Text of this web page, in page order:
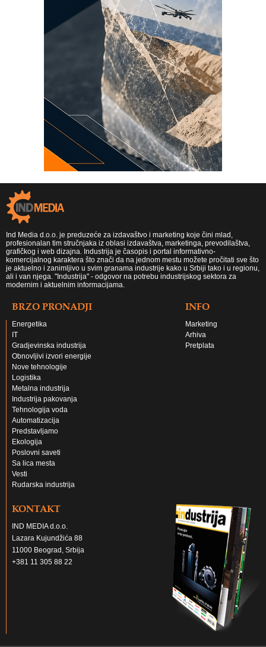
Ind Media d.o.o. je preduzeće za izdavaštvo i marketing koje čini mlad,
profesionalan tim stručnjaka iz oblasi izdavaštva, marketinga, prevodilaštva,
grafičkog i web dizajna. Industrija je časopis i portal informativno-
komercijalnog karaktera što znači da na jednom mestu možete pročitati sve što
je aktuelno i zanimljivo u svim granama industrije kako u Srbiji tako i u regionu,
ali i van njega. "Industrija" - odgovor na potrebu industrijskog sektora za
modernim i aktuelnim informacijama.
BRZO PRONADJI
Energetika
IT
Gradjevinska industrija
Obnovljivi izvori energije
Nove tehnologije
Logistika
Metalna industrija
Industrija pakovanja
Tehnologija voda
Automatizacija
Predstavljamo
Ekologija
Poslovni saveti
Sa lica mesta
Vesti
Rudarska industrija
INFO
Marketing
Arhiva
Pretplata
KONTAKT
IND MEDIA d.o.o.
Lazara Kujundžića 88
11000 Beograd, Srbija
+381 11 305 88 22